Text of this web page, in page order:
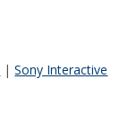
|Sony Interactive